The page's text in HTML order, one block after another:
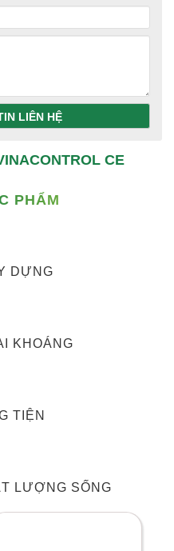
LIÊN HỆ
CE
PHẨM
DỰNG
KHOÁNG
TIỆN
LƯỢNG SỐNG